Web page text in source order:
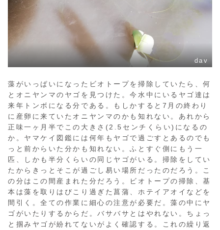
dav
藻がいっぱいになったビオトープを掃除していたら、何
とオニヤンマのヤゴを見つけた。今水中にいるヤゴ達は
来年トンボになる分である。もしかすると7月の終わり
に産卵に来ていたオニヤンマのかも知れない。あれから
正味一ヶ月半でこの大きさ(2.5センチくらい)になるの
か。ヤマケイ図鑑には何年もヤゴで過ごすとあるのでも
っと前からいた分かも知れない。ふとすぐ側にもう一
匹、しかも半分くらいの同じヤゴがいる。掃除をしてい
たからきっとそこが過ごし易い場所だったのだろう。こ
の分はこの間産まれた分だろう。ビオトープの掃除、基
本は藻を取りはびこり過ぎた菖蒲、ホテイアオイなどを
間引く。全ての作業に細心の注意が必要だ。藻の中にヤ
ゴがいたりするからだ。バサバサとはやれない。ちょっ
と掴みヤゴが紛れてないがよく確認する。これの繰り返